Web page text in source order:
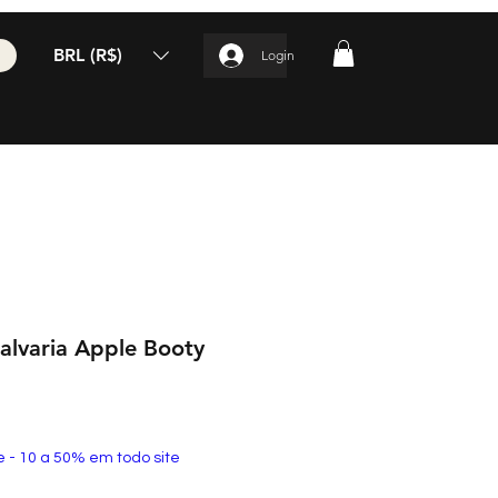
BRL (R$) Login
Apple Booty
- 10 a 50% em todo site